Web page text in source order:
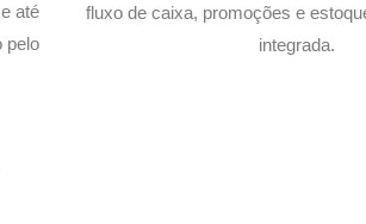
até
pelo
fluxo de caixa, promoções e
integrada.